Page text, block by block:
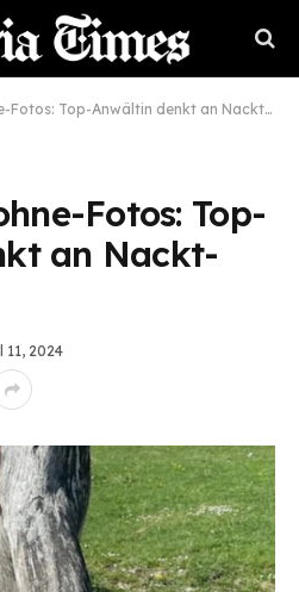
Top-Anwältin denkt an Nackt-Bildband
Fotos: Top-
an Nackt-
11, 2024